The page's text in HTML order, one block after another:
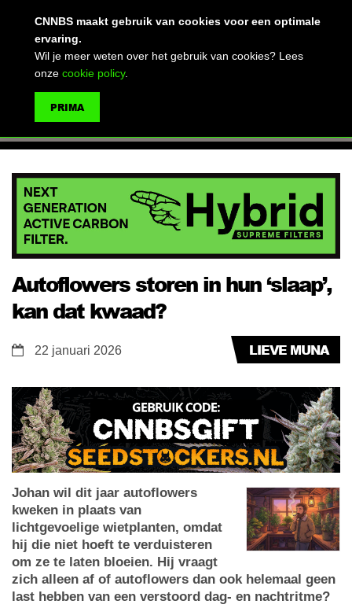
Autoflowers storen in hun ‘slaap’,
kan dat kwaad?
LIEVE MUNA
22 januari 2026
Johan wil dit jaar autoflowers
kweken in plaats van
lichtgevoelige wietplanten, omdat
hij die niet hoeft te verduisteren
om ze te laten bloeien. Hij vraagt
zich alleen af of autoflowers dan ook helemaal geen
last hebben van een verstoord dag- en nachtritme?
CNNBS maakt gebruik van cookies voor een optimale
ervaring.
Wil je meer weten over het gebruik van cookies? Lees
onze cookie policy.
PRIMA